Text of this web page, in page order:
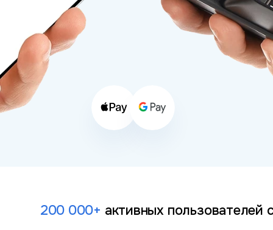
200 000+ активных пользователей